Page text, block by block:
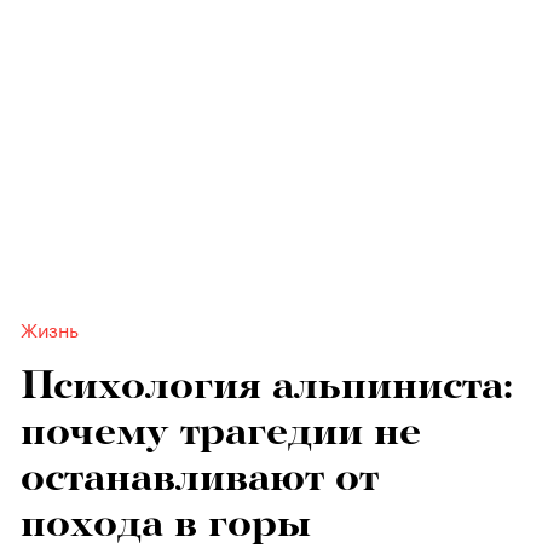
Жизнь
Психология альпиниста:
почему трагедии не
останавливают от
похода в горы